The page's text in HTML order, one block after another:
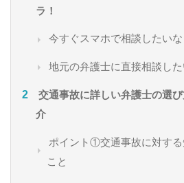
ラ！
今すぐスマホで相談したいな
地元の弁護士に直接相談した
交通事故に詳しい弁護士の選
介
ポイント①交通事故に対す
こと